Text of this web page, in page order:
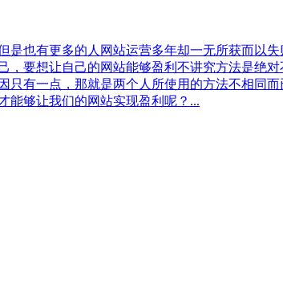
也有更多的人网站运营多年却一无所获而以
，要想让自己的网站能够盈利不讲究方法是绝
有一点，那就是两个人所使用的方法不相同
能够让我们的网站实现盈利呢？...